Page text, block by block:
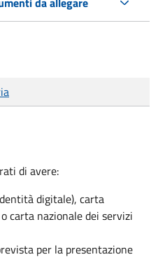
di avere:
digitale), carta
carta nazionale dei servizi
per la presentazione